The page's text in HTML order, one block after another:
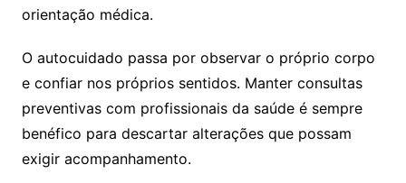
orientação médica.
O autocuidado passa por observar o próprio corpo
e confiar nos próprios sentidos. Manter consultas
preventivas com profissionais da saúde é sempre
benéfico para descartar alterações que possam
exigir acompanhamento.